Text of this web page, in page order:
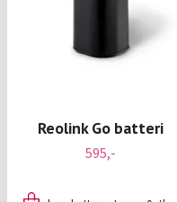
Reolink Go batteri
595,-